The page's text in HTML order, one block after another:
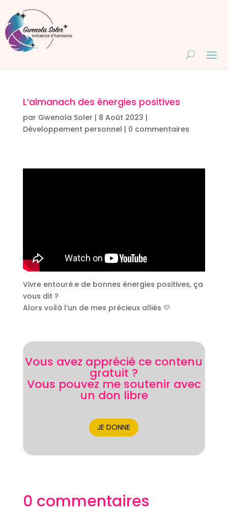
L’almanach des énergies positives
par Gwenola Soler | 8 Août 2023 |
Développement personnel | 0 commentaires
Vivre entouré.e de bonnes énergies positives, ça
vous dit ?
Alors voilà l’un de mes précieux alliés 💛
Vous avez apprécié ce contenu
gratuit ?
Vous pouvez me soutenir avec
un don libre
JE DONNE
0 commentaires